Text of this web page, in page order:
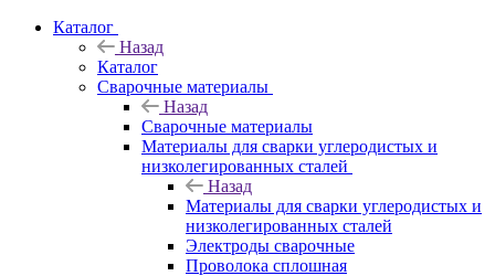
Каталог
Назад
Каталог
Сварочные материалы
Назад
Сварочные материалы
Материалы для сварки углеродистых и
низколегированных сталей
Назад
Материалы для сварки углеродистых и
низколегированных сталей
Электроды сварочные
Проволока сплошная